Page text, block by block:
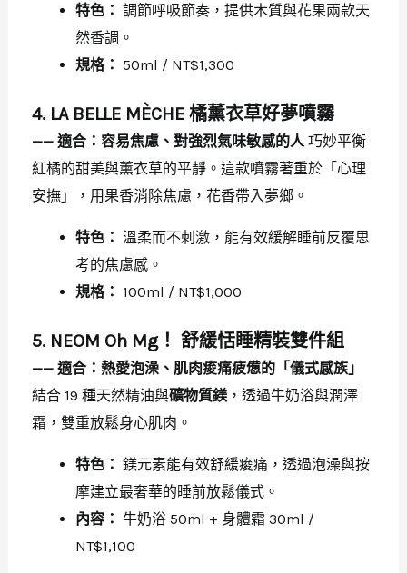
特色： 調節呼吸節奏，提供木質與花果兩款天
然香調。
規格： 50ml / NT$1,300
4. LA BELLE MÈCHE 橘薰衣草好夢噴霧
—— 適合：容易焦慮、對強烈氣味敏感的人巧妙平衡
紅橘的甜美與薰衣草的平靜。這款噴霧著重於「心理
安撫」，用果香消除焦慮，花香帶入夢鄉。
特色： 溫柔而不刺激，能有效緩解睡前反覆思
考的焦慮感。
規格： 100ml / NT$1,000
5. NEOM Oh Mg！ 舒緩恬睡精裝雙件組
—— 適合：熱愛泡澡、肌肉痠痛疲憊的「儀式感族」
結合 19 種天然精油與礦物質鎂，透過牛奶浴與潤澤
霜，雙重放鬆身心肌肉。
特色： 鎂元素能有效舒緩痠痛，透過泡澡與按
摩建立最奢華的睡前放鬆儀式。
內容： 牛奶浴 50ml + 身體霜 30ml /
NT$1,100